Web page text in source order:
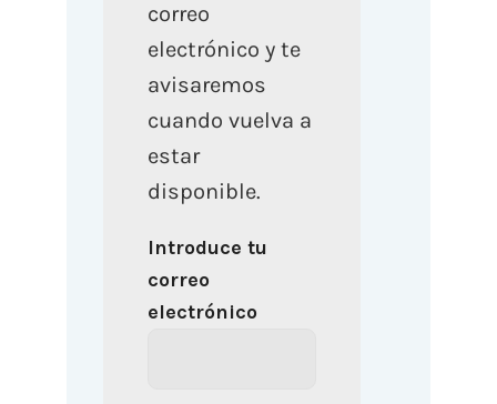
correo
electrónico y te
avisaremos
cuando vuelva a
estar
disponible.
Introduce tu
correo
electrónico